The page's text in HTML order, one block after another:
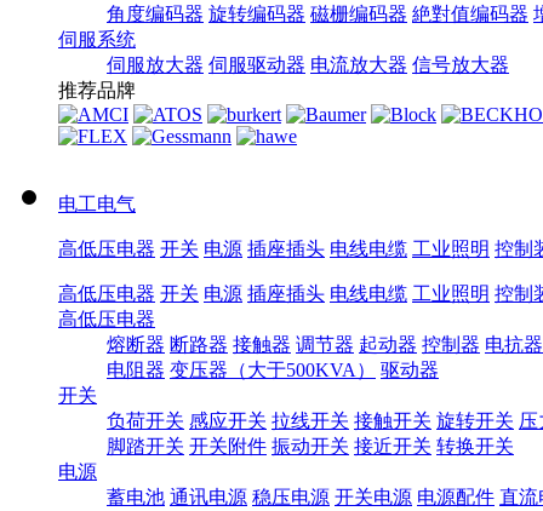
角度编码器 旋转编码器 磁栅编码器 絶對值编码器
伺服系统
伺服放大器 伺服驱动器 电流放大器 信号放大器
推荐品牌
电工电气
高低压电器 开关 电源 插座插头 电线电缆 工业照明 控制
高低压电器 开关 电源 插座插头 电线电缆 工业照明 控制
高低压电器
熔断器 断路器 接触器 调节器 起动器 控制器 电抗器
电阻器 变压器（大于500KVA）
驱动器
开关
负荷开关 感应开关 拉线开关 接触开关 旋转开关 压
脚踏开关 开关附件 振动开关 接近开关 转换开关
电源
蓄电池 通讯电源 稳压电源 开关电源 电源配件 直流